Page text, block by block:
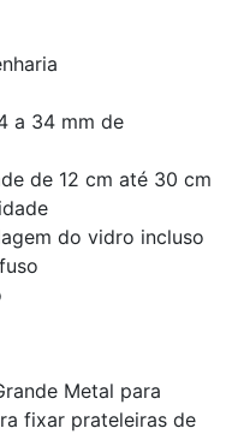
a 34 mm de
de 12 cm até 30 cm
do vidro incluso
Metal para
fixar prateleiras de